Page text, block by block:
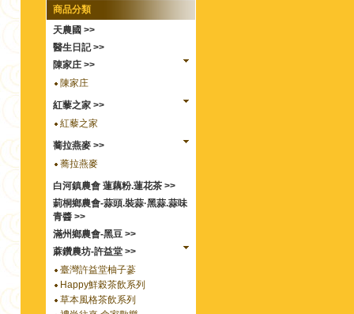
商品分類
天農國 >>
醫生日記 >>
陳家庄 >>
陳家庄
紅藜之家 >>
紅藜之家
蕎拉燕麥 >>
蕎拉燕麥
白河鎮農會 蓮藕粉.蓮花茶 >>
莿桐鄉農會-蒜頭.裝蒜·黑蒜.蒜味
青醬 >>
滿州鄉農會-黑豆 >>
蔴鑽農坊-許益堂 >>
臺灣許益堂柚子蔘
Happy鮮榖茶飲系列
草本風格茶飲系列